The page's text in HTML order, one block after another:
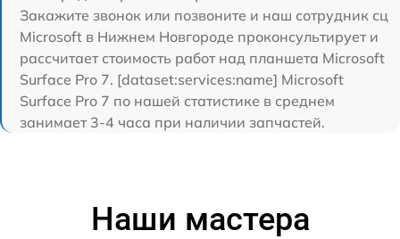
Закажите звонок или позвоните и наш сотрудник сц
Microsoft в Нижнем Новгороде проконсультирует и
рассчитает стоимость работ над планшета Microsoft
Surface Pro 7. [dataset:services:name] Microsoft
Surface Pro 7 по нашей статистике в среднем
занимает 3-4 часа при наличии запчастей.
Наши мастера